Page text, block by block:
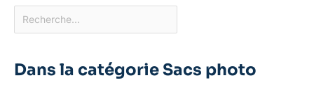
Dans la catégorie Sacs photo